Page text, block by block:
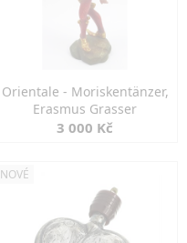
Orientale - Moriskentänzer,
Erasmus Grasser
3 000 Kč
NOVÉ